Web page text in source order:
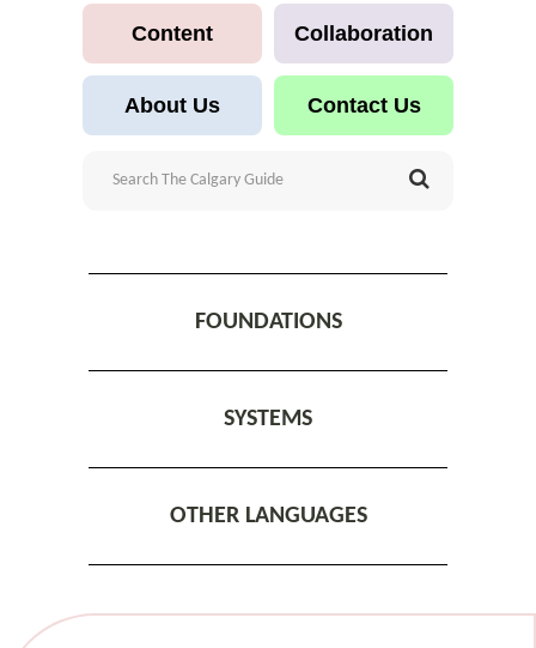
Content Collaboration
About Us Contact Us
FOUNDATIONS
SYSTEMS
OTHER LANGUAGES